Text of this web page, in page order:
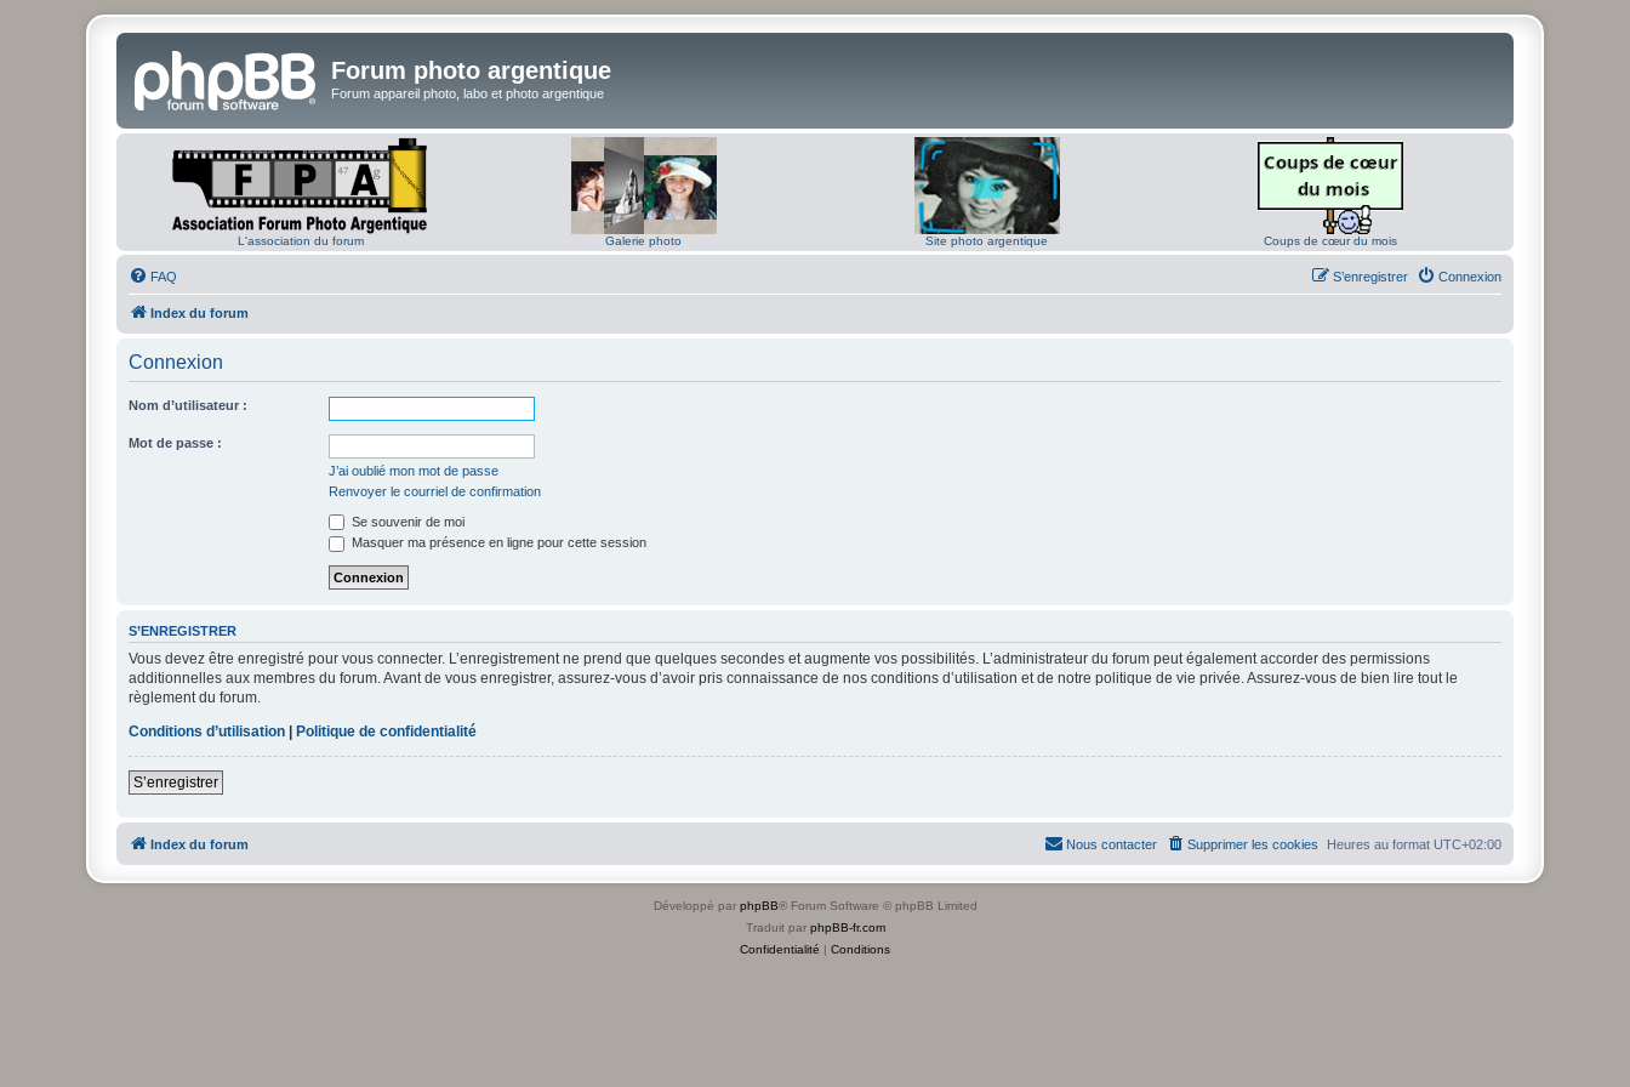
Forum photo argentique
Forum appareil photo, labo et photo argentique
L'association du forum Galerie photo Site photo argentique Coups de cœur du mois
FAQ Connexion
S’enregistrer
Index du forum
Connexion
Nom d’utilisateur :
Mot de passe :
J’ai oublié mon mot de passe
Renvoyer le courriel de confirmation
Se souvenir de moi
Masquer ma présence en ligne pour cette session
S’ENREGISTRER
Vous devez être enregistré pour vous connecter. L’enregistrement ne prend que quelques secondes et augmente vos possibilités. L’administrateur du forum peut également accorder des permissions
additionnelles aux membres du forum. Avant de vous enregistrer, assurez-vous d’avoir pris connaissance de nos conditions d’utilisation et de notre politique de vie privée. Assurez-vous de bien lire tout le
règlement du forum.
Conditions d’utilisation
Politique de confidentialité
S’enregistrer
Index du forum Heures au format UTC+02:00
Supprimer les cookies
Nous contacter
Développé par phpBB® Forum Software © phpBB Limited
Traduit par phpBB-fr.com
Confidentialité | Conditions